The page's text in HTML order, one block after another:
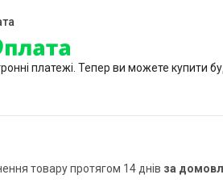
платежі. Тепер ви можете купити
товару протягом 14 днів за